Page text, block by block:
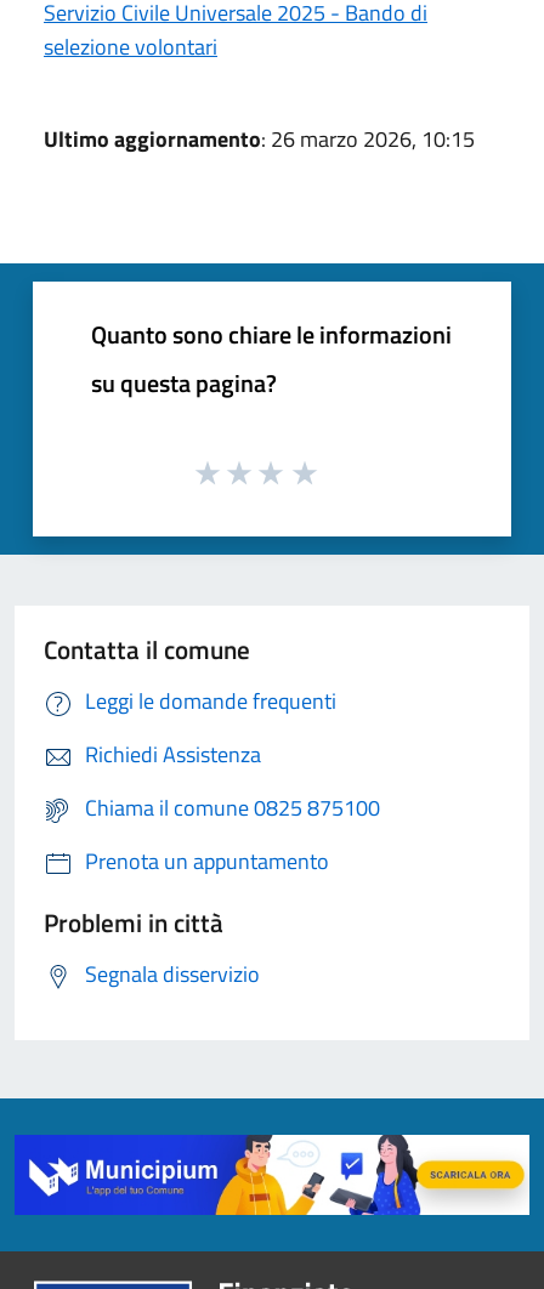
Servizio Civile Universale 2025 - Bando di
selezione volontari
Ultimo aggiornamento: 26 marzo 2026, 10:15
Quanto sono chiare le informazioni
su questa pagina?
Contatta il comune
Leggi le domande frequenti
Richiedi Assistenza
Chiama il comune 0825 875100
Prenota un appuntamento
Problemi in città
Segnala disservizio